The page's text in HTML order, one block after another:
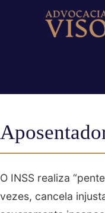
O INSS realiza
vezes, cancela